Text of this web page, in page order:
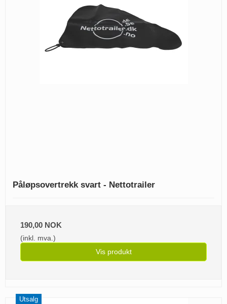
Påløpsovertrekk svart - Nettotrailer
190,00 NOK
(inkl. mva.)
Vis produkt
Utsalg